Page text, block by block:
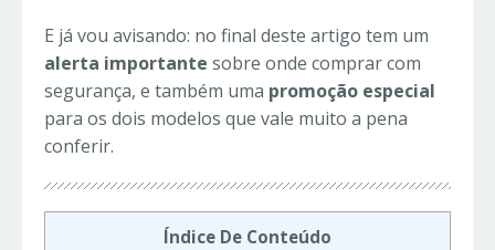
E já vou avisando: no final deste artigo tem um
alerta importante sobre onde comprar com
segurança, e também uma promoção especial
para os dois modelos que vale muito a pena
conferir.
Índice De Conteúdo